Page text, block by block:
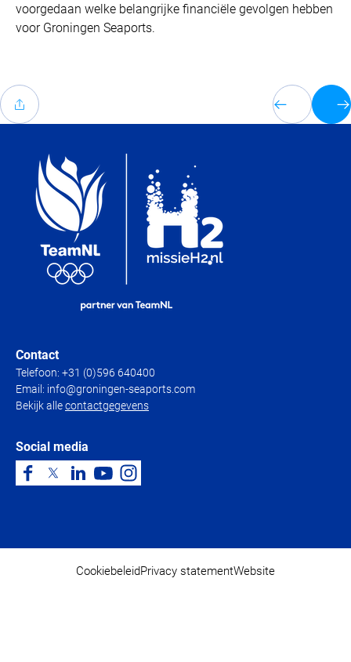
voorgedaan welke belangrijke financiële gevolgen hebben
voor Groningen Seaports.
Contact
Telefoon: +31 (0)596 640400
Email: info@groningen-seaports.com
Bekijk allecontactgegevens
Social media
CookiebeleidPrivacy statementWebsite